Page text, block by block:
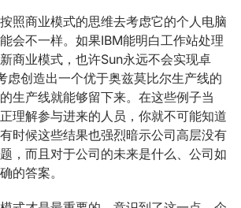
照商业模式的思维去考虑它的个人电脑
会不一样。如果IBM能明白工作站处理
商业模式，也许Sun永远不会实现卓
虑创造出一个优于奥兹莫比尔生产线的
生产线就能够留下来。在这些例子当
理解参与进来的人员，你就不可能知道
时候这些结果也强烈暗示公司高层没有
，而且对于公司的未来是什么、公司如
的答案。